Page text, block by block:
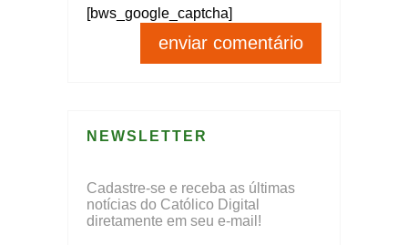
[bws_google_captcha]
NEWSLETTER
Cadastre-se e receba as últimas
notícias do Católico Digital
diretamente em seu e-mail!